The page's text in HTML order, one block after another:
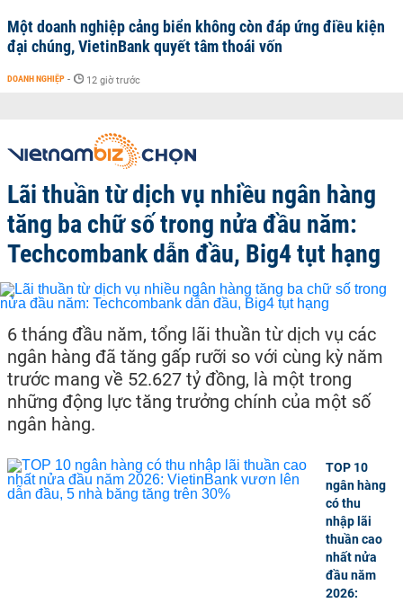
Một doanh nghiệp cảng biển không còn đáp ứng điều kiện
đại chúng, VietinBank quyết tâm thoái vốn
DOANH NGHIỆP - 12 giờ trước
Lãi thuần từ dịch vụ nhiều ngân hàng
tăng ba chữ số trong nửa đầu năm:
Techcombank dẫn đầu, Big4 tụt hạng
6 tháng đầu năm, tổng lãi thuần từ dịch vụ các
ngân hàng đã tăng gấp rưỡi so với cùng kỳ năm
trước mang về 52.627 tỷ đồng, là một trong
những động lực tăng trưởng chính của một số
ngân hàng.
TOP 10
ngân hàng
có thu
nhập lãi
thuần cao
nhất nửa
đầu năm
2026: